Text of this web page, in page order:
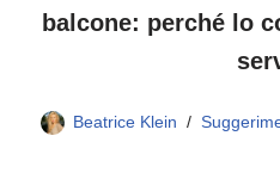
balcone: perché lo
Beatrice Klein